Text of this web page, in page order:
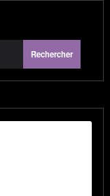
Rechercher